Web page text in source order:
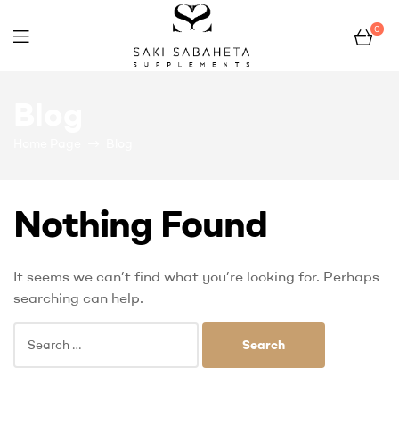
0
Nothing Found
It seems we can’t find what you’re looking for. Perhaps
searching can help.